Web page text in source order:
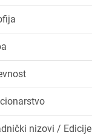
nizovi / Edicije